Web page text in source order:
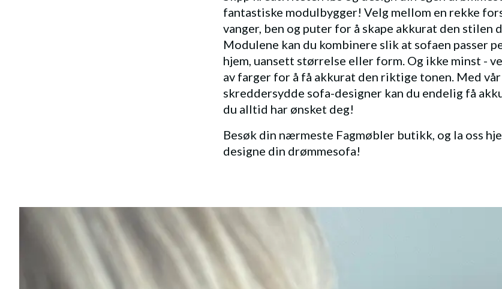
fantastiske modulbygger! Velg mellom en rekke
vanger, ben og puter for å skape akkurat den stilen
Modulene kan du kombinere slik at sofaen passer
hjem, uansett størrelse eller form. Og ikke minst -
av farger for å få akkurat den riktige tonen. Med vår
skreddersydde sofa-designer kan du endelig få
du alltid har ønsket deg!
Besøk din nærmeste Fagmøbler butikk, og la oss
designe din drømmesofa!